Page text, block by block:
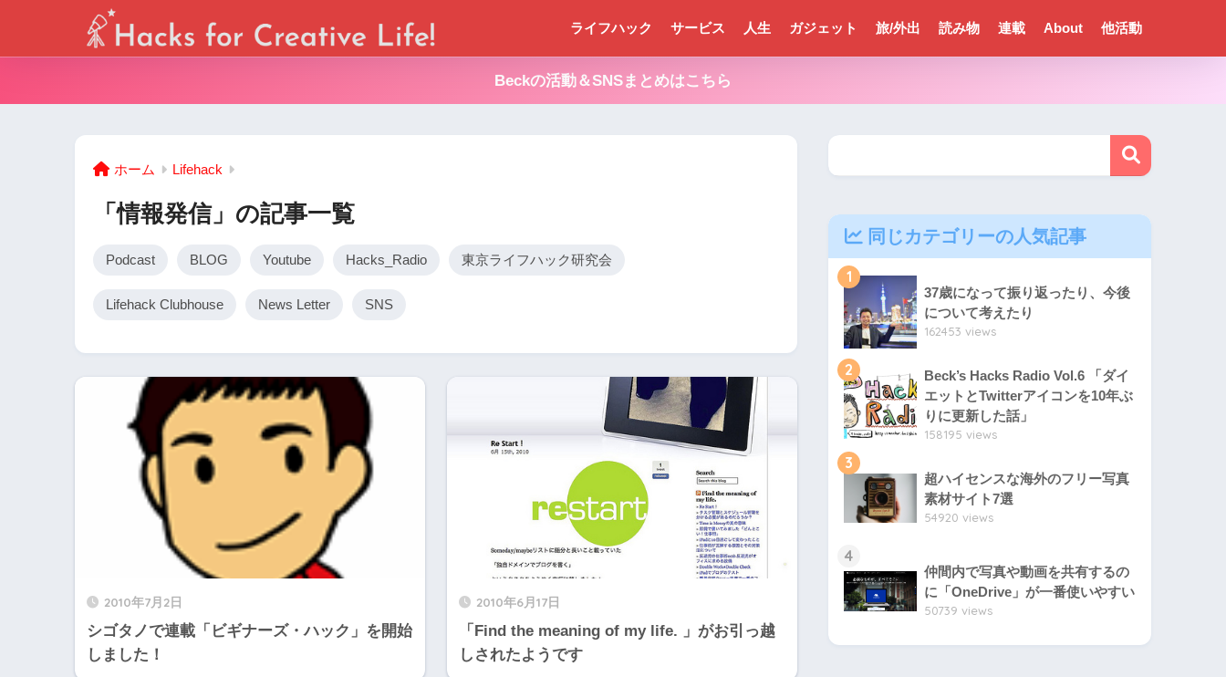
ライフハック サービス 人生 ガジェット 旅/外出 読み物 連載 About 他活動
Beckの活動＆SNSまとめはこちら
ホーム Lifehack
「情報発信」の記事一覧
Podcast BLOG Youtube Hacks_Radio 東京ライフハック研究会
Lifehack Clubhouse News Letter SNS
2010年7月2日
シゴタノで連載「ビギナーズ・ハック」を開始
しました！
2010年6月17日
「Find the meaning of my life. 」がお引っ越
しされたようです
同じカテゴリーの人気記事
1
37歳になって振り返ったり、今後
について考えたり
162453 views
2
Beck’s Hacks Radio Vol.6 「ダイ
エットとTwitterアイコンを10年ぶ
りに更新した話」
158195 views
3
超ハイセンスな海外のフリー写真
素材サイト7選
54920 views
4
仲間内で写真や動画を共有するの
に「OneDrive」が一番使いやすい
50739 views